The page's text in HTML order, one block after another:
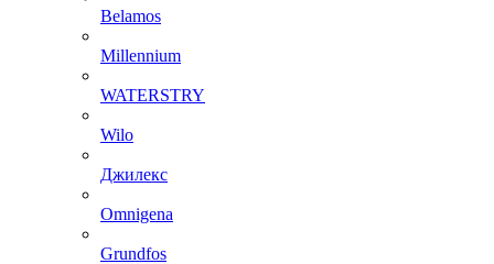
Belamos
Millennium
WATERSTRY
Wilo
Джилекс
Omnigena
Grundfos